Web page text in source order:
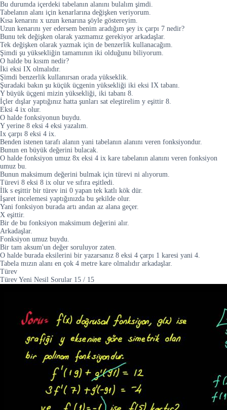
Bu durumda içerdeki tabelanın alanını bulalım şimdi.
Tabelanın alanı için kenarlarına değişken veriyorum.
Kısa kenarını x uzun kenarına şöyle göstereyim.
Uzun kenarını yer edersem benim aradığım şey ix çarpı 7 nedir?
Bunu tek değişken olarak yazmamız gerekiyor arkadaşlar.
Tek değişken olarak yazmak için de benzerlik kullanacağım.
Şimdi şu yüksekliğin tamamının iki olduğunu biliyorum.
O halde bu kısım nedir?
İki eksi IX olmalıdır.
Şimdi benzerlik kullanırsan orada yükseklik.
Şuradaki bakın şu küçük üçgenin yüksekliği iki eksi IX tabanı.
Y büyük üçgeni mizin yüksekliği, iki tabanı 8.
İçler dışlar yaptığınız hatta şunları sat eleştirelim y eşittir 8.
Eksi 4 ix olur.
O halde fonksiyonun buydu.
Y yerine 8 eksi 4 eksi yazalım.
Ix çarpı 8 eksi 4 ix.
Benden istenen tarafı alanın yani tabelanın alanını veren fonksiyondur.
Bunun en büyük değerini bulacak.
O halde fonksiyon umuz 8x eksi 4 ix kare tabelanın alanını veren fonksiyon
umuz bu.
Bunun maksimum değerini bulmak için türevi ni alıyorum.
Türevi 8 eksi 8 ix olur ve sıfıra eşitledi.
İlk s eşittir bir türev ini 0 yapan tek katlı kök dür.
İşaret incelemesi yaptığınızda bu şekilde olur.
Yani fonksiyon burada artı andan az alana geçer.
X eşittir.
Bir de bu fonksiyon maksimum değerini alır.
Arkadaşlar.
Fonksiyon umuz buydu.
Bir tam aksum'un değer soruluyor zaten.
O halde burada eksilerini bir yazarsanız 8 eksi 4 çarpı 1 karesi yani 4.
Tabela mızın alanı en çok 4 metre kare olmalıdır arkadaşlar.
Türev
Türev Yeni Nesil Sorular 15 / 15